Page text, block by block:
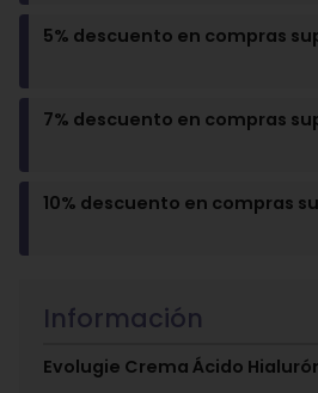
5% descuento en compras
7% descuento en compras
10% descuento en compras
Información
Evolugie Crema Ácido